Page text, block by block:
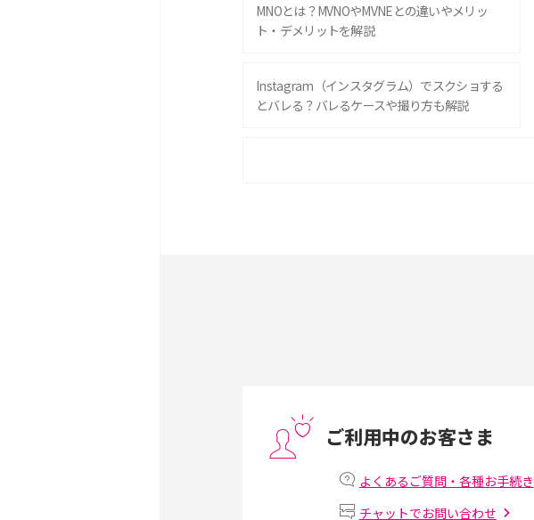
MNOとは？MVNOやMVNEとの違いやメリッ
ト・デメリットを解説
Instagram（インスタグラム）でスクショする
とバレる？バレるケースや撮り方も解説
非通知設定とは？184で電話をかける方法や
iPhone・Androidの設定を解説
ご利用中のお客さま
よくあるご質問・各種お手続き
チャットでお問い合わせ